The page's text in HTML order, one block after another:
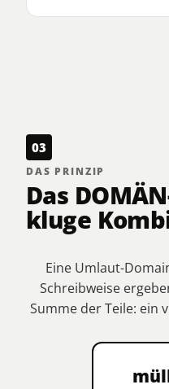
03
DAS PRINZIP
Das
kluge
Eine Umlaut-
Schreibweise
Summe der Teile: ein